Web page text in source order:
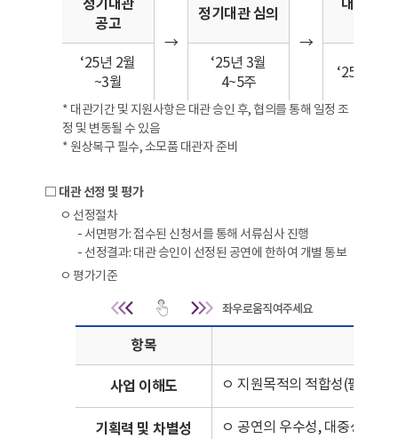
정기대관
공고
→
정기대관 심의
→
대관 승
‘25년 2월
~3월
‘25년 3월
4~5주
‘25년 3월
* 대관기간 및 지원사항은 대관 승인 후, 협의를 통해 일정 조
정 및 변동될 수 있음
* 원상복구 필수, 소모품 대관자 준비
□ 대관 선정 및 평가
ㅇ 선정절차
- 서면평가: 접수된 신청서를 통해 서류심사 진행
- 선정결과: 대관 승인이 선정된 공연에 한하여 개별 통보
ㅇ 평가기준
대관 선정 및 평가 | 평가기준 |
항목
사업 이해도 ㅇ 지원목적의 적합성(필요성
기획력 및 차별성 ㅇ 공연의 우수성, 대중성, 차별